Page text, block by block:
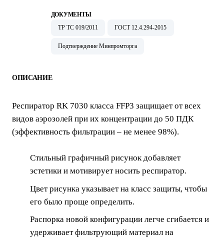
ДОКУМЕНТЫ
ТР ТС 019/2011
ГОСТ 12.4.294-2015
Подтверждение Минпромторга
ОПИСАНИЕ
Респиратор RK 7030 класса FFP3 защищает от всех
видов аэрозолей при их концентрации до 50 ПДК
(эффективность фильтрации – не менее 98%).
Стильный графичный рисунок добавляет
эстетики и мотивирует носить респиратор.
Цвет рисунка указывает на класс защиты, чтобы
его было проще определить.
Распорка новой конфигурации легче сгибается и
удерживает фильтрующий материал на